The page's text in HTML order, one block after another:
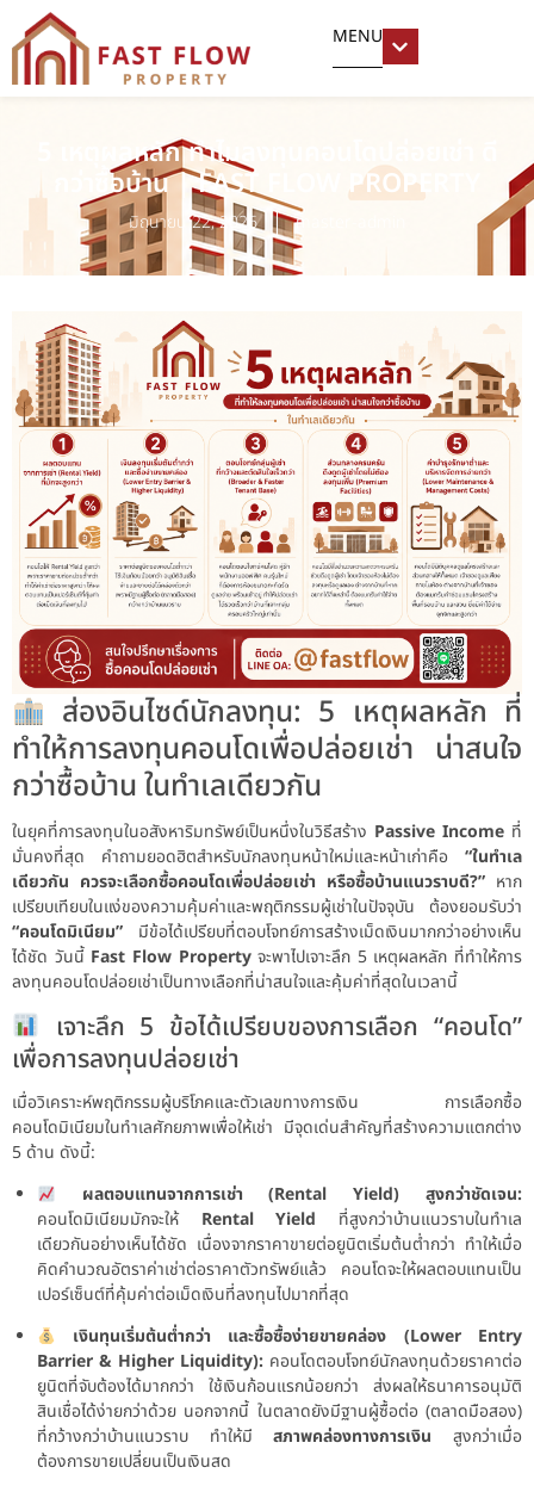
MENU
5 เหตุผลหลัก ทำไมลงทุนคอนโดปล่อยเช่า ดี
กว่าซื้อบ้าน | FAST FLOW PROPERTY
มิถุนายน 22, 2026 master-admin
ส่องอินไซด์นักลงทุน: 5 เหตุผลหลัก ที่
ทำให้การลงทุนคอนโดเพื่อปล่อยเช่า น่าสนใจ
กว่าซื้อบ้าน ในทำเลเดียวกัน
ในยุคที่การลงทุนในอสังหาริมทรัพย์เป็นหนึ่งในวิธีสร้าง Passive Income ที่
มั่นคงที่สุด คำถามยอดฮิตสำหรับนักลงทุนหน้าใหม่และหน้าเก่าคือ “ในทำเล
เดียวกัน ควรจะเลือกซื้อคอนโดเพื่อปล่อยเช่า หรือซื้อบ้านแนวราบดี?” หาก
เปรียบเทียบในแง่ของความคุ้มค่าและพฤติกรรมผู้เช่าในปัจจุบัน ต้องยอมรับว่า
“คอนโดมิเนียม” มีข้อได้เปรียบที่ตอบโจทย์การสร้างเม็ดเงินมากกว่าอย่างเห็น
ได้ชัด วันนี้ Fast Flow Propertyจะพาไปเจาะลึก 5 เหตุผลหลัก ที่ทำให้การ
ลงทุนคอนโดปล่อยเช่าเป็นทางเลือกที่น่าสนใจและคุ้มค่าที่สุดในเวลานี้
เจาะลึก 5 ข้อได้เปรียบของการเลือก “คอนโด”
เพื่อการลงทุนปล่อยเช่า
เมื่อวิเคราะห์พฤติกรรมผู้บริโภคและตัวเลขทางการเงิน การเลือกซื้อ
คอนโดมิเนียมในทำเลศักยภาพเพื่อให้เช่า มีจุดเด่นสำคัญที่สร้างความแตกต่าง
5 ด้าน ดังนี้:
ผลตอบแทนจากการเช่า (Rental Yield) สูงกว่าชัดเจน:
คอนโดมิเนียมมักจะให้ Rental Yield ที่สูงกว่าบ้านแนวราบในทำเล
เดียวกันอย่างเห็นได้ชัด เนื่องจากราคาขายต่อยูนิตเริ่มต้นต่ำกว่า ทำให้เมื่อ
คิดคำนวณอัตราค่าเช่าต่อราคาตัวทรัพย์แล้ว คอนโดจะให้ผลตอบแทนเป็น
เปอร์เซ็นต์ที่คุ้มค่าต่อเม็ดเงินที่ลงทุนไปมากที่สุด
เงินทุนเริ่มต้นต่ำกว่า และซื้อซื้อง่ายขายคล่อง (Lower Entry
Barrier & Higher Liquidity): คอนโดตอบโจทย์นักลงทุนด้วยราคาต่อ
ยูนิตที่จับต้องได้มากกว่า ใช้เงินก้อนแรกน้อยกว่า ส่งผลให้ธนาคารอนุมัติ
สินเชื่อได้ง่ายกว่าด้วย นอกจากนี้ ในตลาดยังมีฐานผู้ซื้อต่อ (ตลาดมือสอง)
ที่กว้างกว่าบ้านแนวราบ ทำให้มีสภาพคล่องทางการเงิน สูงกว่าเมื่อ
ต้องการขายเปลี่ยนเป็นเงินสด